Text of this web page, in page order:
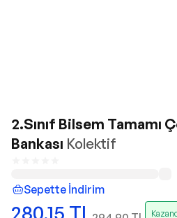
2.Sınıf Bilsem Tamamı
Bankası Kolektif
Sepette İndirim
280,15 TL